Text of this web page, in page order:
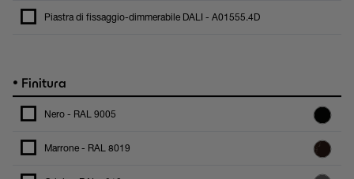
Piastra di fissaggio-dimmerabile DALI - A01555.4D
• Finitura
Nero - RAL 9005
Marrone - RAL 8019